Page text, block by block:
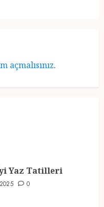
açmalısınız.
Yaz Tatilleri
0